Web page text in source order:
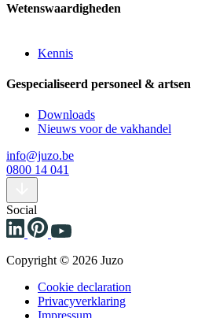
Wetenswaardigheden
Kennis
Gespecialiseerd personeel & artsen
Downloads
Nieuws voor de vakhandel
info@juzo.be
0800 14 041
Social
Copyright © 2026 Juzo
Cookie declaration
Privacyverklaring